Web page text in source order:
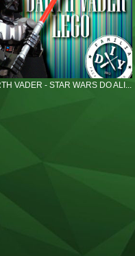
VADER - STAR WARS DO ALI...